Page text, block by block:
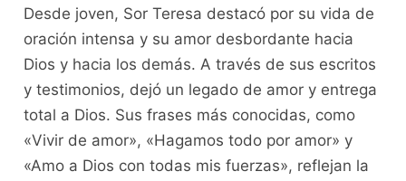
Desde joven, Sor Teresa destacó por su vida de
oración intensa y su amor desbordante hacia
Dios y hacia los demás. A través de sus escritos
y testimonios, dejó un legado de amor y entrega
total a Dios. Sus frases más conocidas, como
«Vivir de amor», «Hagamos todo por amor» y
«Amo a Dios con todas mis fuerzas», reflejan la